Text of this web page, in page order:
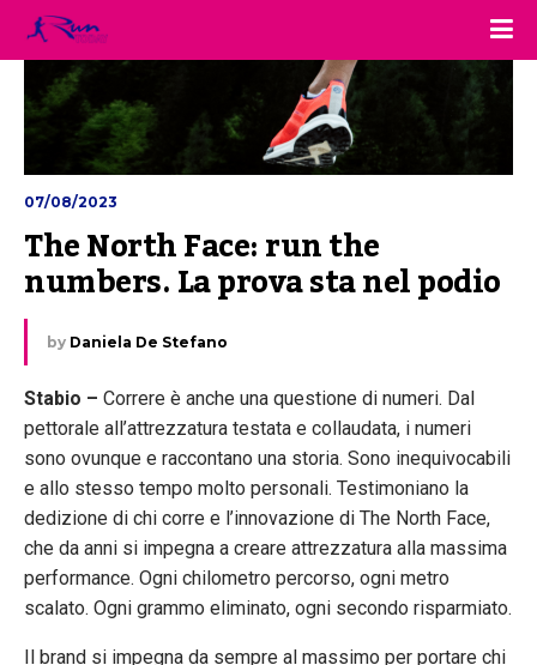
07/08/2023
The North Face: run the
numbers. La prova sta nel podio
by Daniela De Stefano
Stabio – Correre è anche una questione di numeri. Dal
pettorale all’attrezzatura testata e collaudata, i numeri
sono ovunque e raccontano una storia. Sono inequivocabili
e allo stesso tempo molto personali. Testimoniano la
dedizione di chi corre e l’innovazione di The North Face,
che da anni si impegna a creare attrezzatura alla massima
performance. Ogni chilometro percorso, ogni metro
scalato. Ogni grammo eliminato, ogni secondo risparmiato.
Il brand si impegna da sempre al massimo per portare chi